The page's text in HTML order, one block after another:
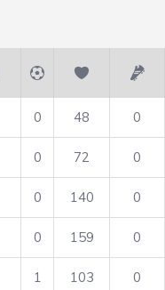
0 48 0
0 72 0
0 140 0
0 159 0
1 103 0